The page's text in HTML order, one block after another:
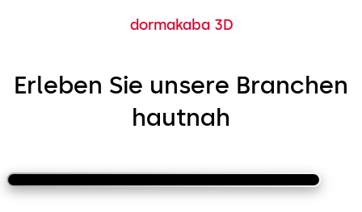
Flughafen
dormakaba 3D
Erleben Sie unsere Branchen
hautnah